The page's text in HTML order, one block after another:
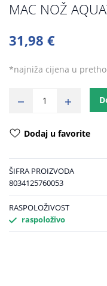
MAC NOŽ
31,98 €
*najniža cijena u
Dodaj u favorite
ŠIFRA PROIZVODA
8034125760053
RASPOLOŽIVOST
raspoloživo